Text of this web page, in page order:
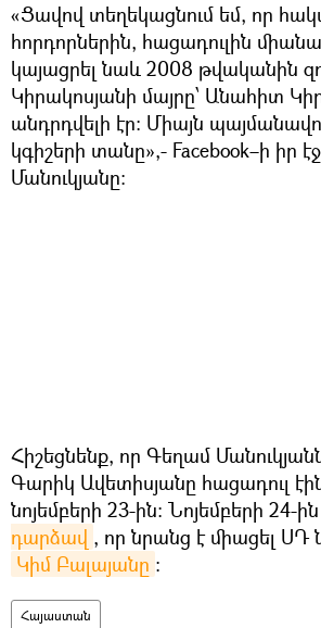
«Ցավով տեղեկացնում եմ, որ
հորդորներին, հացադուլին
կայացրել նաև 2008 թվականին
Կիրակոսյանի մայրը՝ Անահիտ
անդրդվելի էր։ Միայն
կգիշերի տանը»,- Facebook–ի իր
Մանուկյանը։
Հիշեցնենք, որ Գեղամ
Գարիկ Ավետիսյանը հացադուլ
նոյեմբերի 23-ին։ Նոյեմբերի 24-ին
դարձավ , որ նրանց է միացել
Կիմ Բալայանը ։
Հայաստան